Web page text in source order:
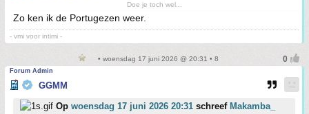
Doe je toch wel...
Zo ken ik de Portugezen weer.
- vmi voor intimi -
• woensdag 17 juni 2026 @ 20:31 • 8
Forum Admin
GGMM
Op woensdag 17 juni 2026 20:31 schreef Makamba_